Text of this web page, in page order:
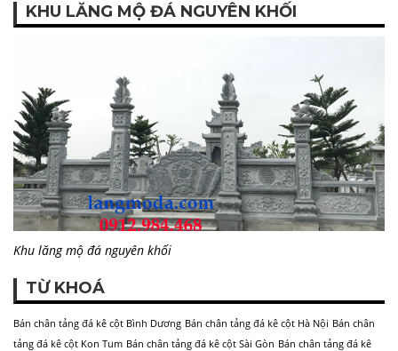
KHU LĂNG MỘ ĐÁ NGUYÊN KHỐI
Khu lăng mộ đá nguyên khối
TỪ KHOÁ
Bán chân tảng đá kê cột Bình Dương Bán chân tảng đá kê cột Hà Nội Bán chân
tảng đá kê cột Kon Tum Bán chân tảng đá kê cột Sài Gòn Bán chân tảng đá kê